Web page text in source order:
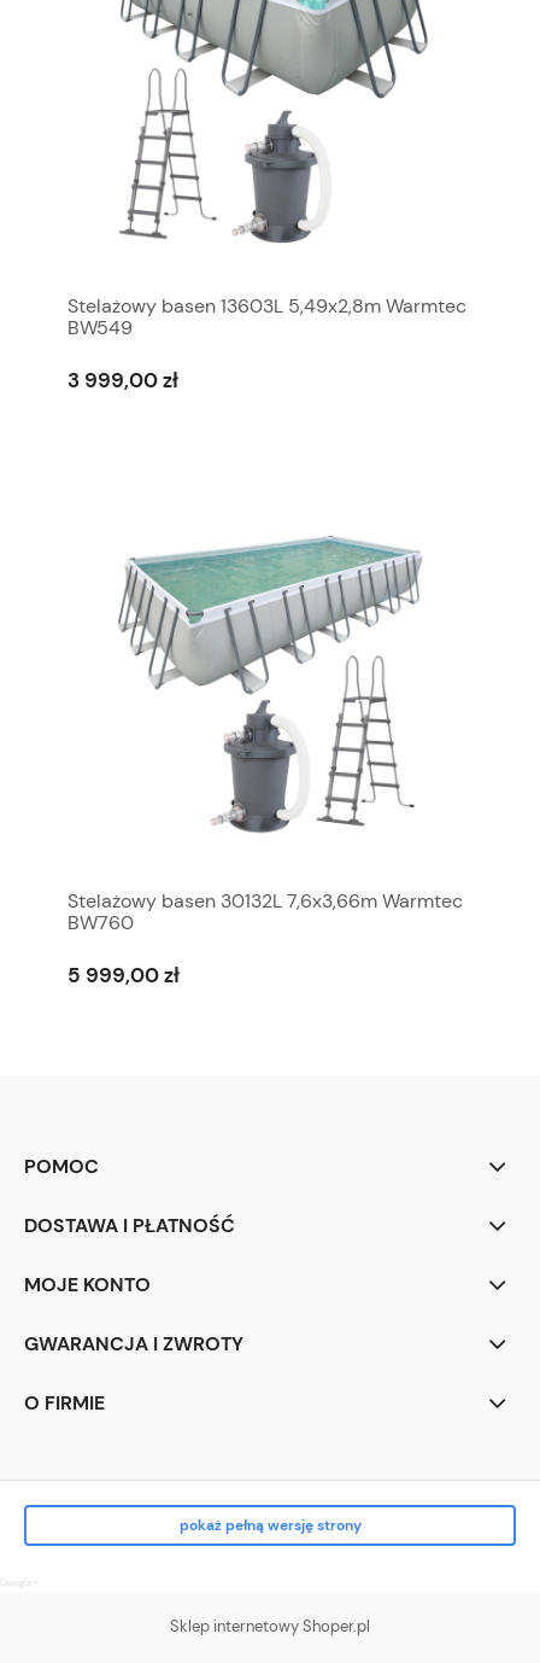
Stelażowy basen 13603L 5,49x2,8m Warmtec
BW549
3 999,00 zł
Stelażowy basen 30132L 7,6x3,66m Warmtec
BW760
5 999,00 zł
POMOC
DOSTAWA I PŁATNOŚĆ
MOJE KONTO
GWARANCJA I ZWROTY
O FIRMIE
pokaż pełną wersję strony
Google+
Sklep internetowy Shoper.pl